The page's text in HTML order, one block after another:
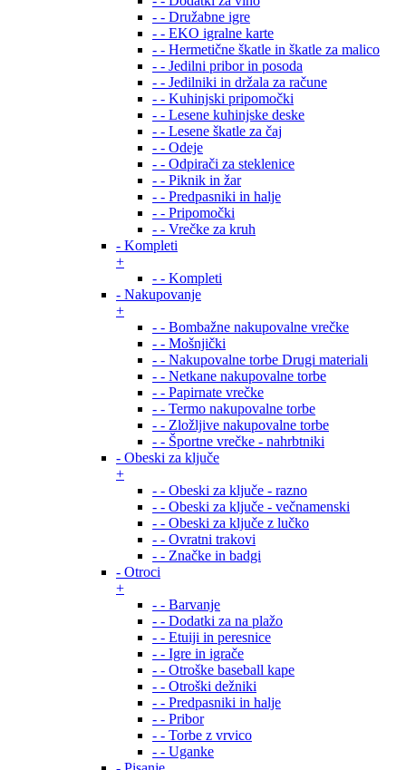
- - Družabne igre
- - EKO igralne karte
- - Hermetične škatle in škatle za malico
- - Jedilni pribor in posoda
- - Jedilniki in držala za račune
- - Kuhinjski pripomočki
- - Lesene kuhinjske deske
- - Lesene škatle za čaj
- - Odeje
- - Odpirači za steklenice
- - Piknik in žar
- - Predpasniki in halje
- - Pripomočki
- - Vrečke za kruh
- Kompleti
+
- - Kompleti
- Nakupovanje
+
- - Bombažne nakupovalne vrečke
- - Mošnjički
- - Nakupovalne torbe Drugi materiali
- - Netkane nakupovalne torbe
- - Papirnate vrečke
- - Termo nakupovalne torbe
- - Zložljive nakupovalne torbe
- - Športne vrečke - nahrbtniki
- Obeski za ključe
+
- - Obeski za ključe - razno
- - Obeski za ključe - večnamenski
- - Obeski za ključe z lučko
- - Ovratni trakovi
- - Značke in badgi
- Otroci
+
- - Barvanje
- - Dodatki za na plažo
- - Etuiji in peresnice
- - Igre in igrače
- - Otroške baseball kape
- - Otroški dežniki
- - Predpasniki in halje
- - Pribor
- - Torbe z vrvico
- - Uganke